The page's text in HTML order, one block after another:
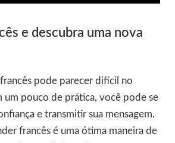
e descubra uma nova
pode parecer difícil no
um pouco de prática, você pode se
e transmitir sua mensagem.
francês é uma ótima maneira de